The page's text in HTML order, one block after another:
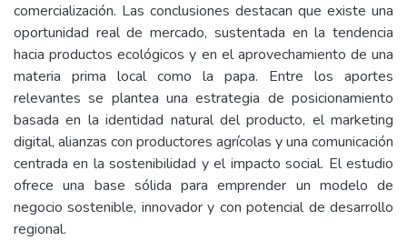
comercialización. Las conclusiones destacan que existe una
oportunidad real de mercado, sustentada en la tendencia
hacia productos ecológicos y en el aprovechamiento de una
materia prima local como la papa. Entre los aportes
relevantes se plantea una estrategia de posicionamiento
basada en la identidad natural del producto, el marketing
digital, alianzas con productores agrícolas y una comunicación
centrada en la sostenibilidad y el impacto social. El estudio
ofrece una base sólida para emprender un modelo de
negocio sostenible, innovador y con potencial de desarrollo
regional.